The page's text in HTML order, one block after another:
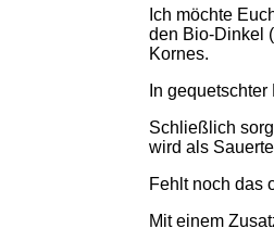
Ich möchte
den Bio-Dinkel
Kornes.
In
Schließlich
wird als
Fehlt noch das
Mit einem